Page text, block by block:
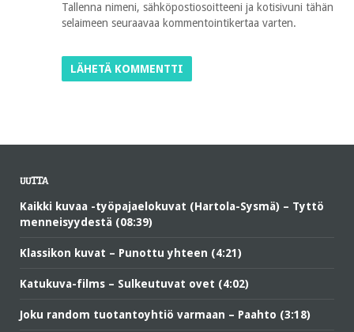
Tallenna nimeni, sähköpostiosoitteeni ja kotisivuni tähän
selaimeen seuraavaa kommentointikertaa varten.
UUTTA
Kaikki kuvaa -työpajaelokuvat (Hartola-Sysmä) – Tyttö
menneisyydestä (08:39)
Klassikon kuvat – Punottu yhteen (4:21)
Katukuva-films – Sulkeutuvat ovet (4:02)
Joku random tuotantoyhtiö varmaan – Paahto (3:18)